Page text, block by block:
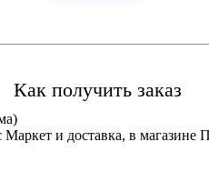
Как получить заказ
и доставка, в магазине